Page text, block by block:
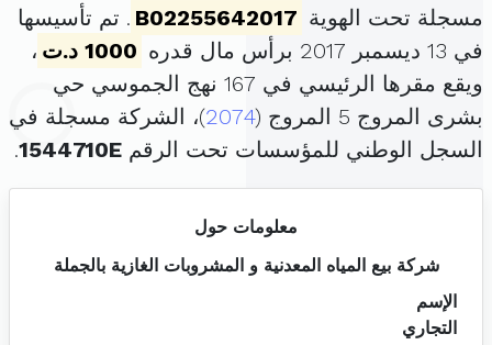
مسجلة تحت الهوية B02255642017 . تم تأسيسها
في 13 ديسمبر 2017 برأس مال قدره
1000 د.ت
،
ويقع مقرها الرئيسي في 167 نهج الجموسي حي
بشرى المروج 5 المروج (
2074)، الشركة مسجلة في
السجل الوطني للمؤسسات تحت الرقم 1544710E
.
معلومات حول
شركة بيع المياه المعدنية و المشروبات الغازية بالجملة
الإسم
التجاري